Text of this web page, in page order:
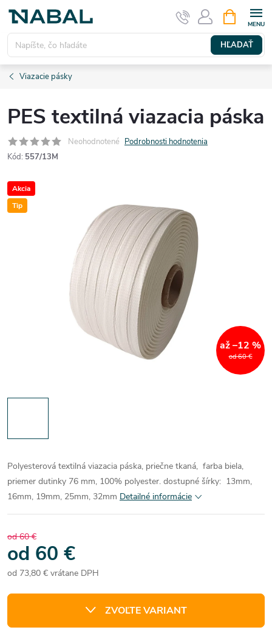
Prejsť
obsah
HĽADAŤ
KOŠÍK
Viazacie pásky
PES textilná viazacia páska
Neohodnotené Podrobnosti hodnotenia
Kód: 557/13M
Akcia
Tip
od 60 €
až –12 %
Polyesterová textilná viazacia páska, priečne tkaná, farba biela,
priemer dutinky 76 mm, 100% polyester. dostupné šírky: 13mm,
16mm, 19mm, 25mm, 32mm Detailné informácie
od 60 €
od 60 €
od 73,80 € vrátane DPH
cena:
ZVOĽTE VARIANT